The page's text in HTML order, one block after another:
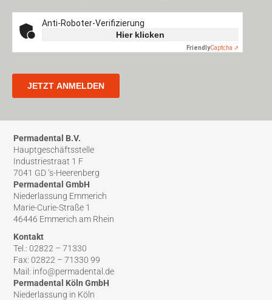
Permadental B.V.
Hauptgeschäftsstelle
Industriestraat 1 F
7041 GD ‘s-Heerenberg
Permadental GmbH
Niederlassung Emmerich
Marie-Curie-Straße 1
46446 Emmerich am Rhein
Kontakt
Tel.: 02822 – 71330
Fax: 02822 – 71330 99
Mail: info@permadental.de
Permadental Köln GmbH
Niederlassung in Köln